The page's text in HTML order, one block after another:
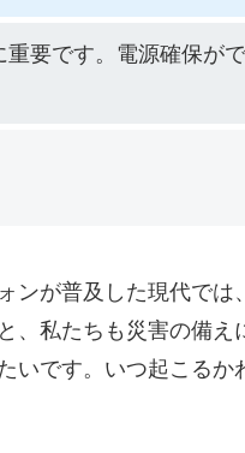
要です。電源確保が
が普及した現代で
、私たちも災害の備
です。いつ起こる